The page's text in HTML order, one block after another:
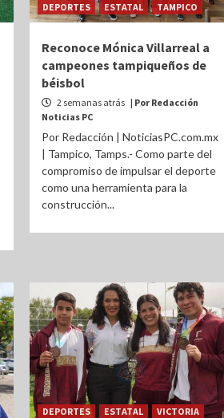
DEPORTES ESTATAL TAMPICO
Reconoce Mónica Villarreal a
campeones tampiqueños de
béisbol
2 semanas atrás | Por Redacción
Noticias PC
Por Redacción | NoticiasPC.com.mx
| Tampico, Tamps.- Como parte del
compromiso de impulsar el deporte
como una herramienta para la
construcción...
DEPORTES ESTATAL VICTORIA